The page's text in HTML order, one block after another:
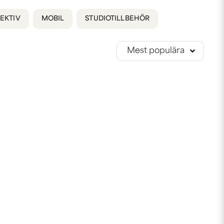
MOBIL STUDIOTILLBEHÖR
Mest populära